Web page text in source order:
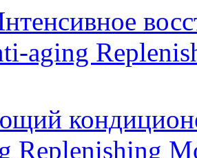
aging
Replenishing